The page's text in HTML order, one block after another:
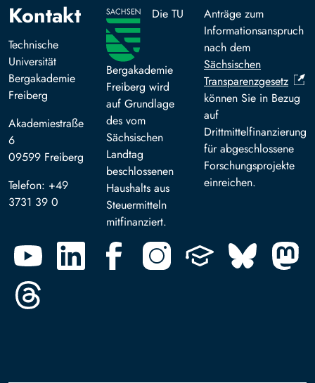
Kontakt
Technische
Universität
Bergakademie
Freiberg
Akademiestraße
6
09599 Freiberg
Telefon: +49
3731 39 0
Die TU
Bergakademie
Freiberg wird
auf Grundlage
des vom
Sächsischen
Landtag
beschlossenen
Haushalts aus
Steuermitteln
mitfinanziert.
Anträge zum
Informationsanspruch
nach dem
Sächsischen
Transparenzgesetz
können Sie in Bezug
auf
Drittmittelfinanzierung
für abgeschlossene
Forschungsprojekte
einreichen.